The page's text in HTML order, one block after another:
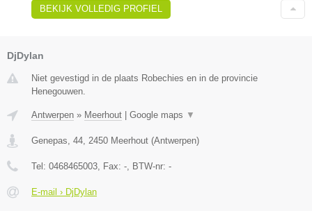
BEKIJK VOLLEDIG PROFIEL
DjDylan
Niet gevestigd in de plaats Robechies en in de provincie
Henegouwen.
Antwerpen » Meerhout | Google maps ▼
Genepas, 44 2450 Meerhout (Antwerpen)
Tel: 0468465003 , Fax: - , BTW-nr: -
E-mail › DjDylan